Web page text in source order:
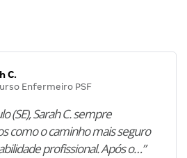
C.
Enfermeiro PSF
(SE), Sarah C. sempre
como o caminho mais seguro
profissional. Após o…”